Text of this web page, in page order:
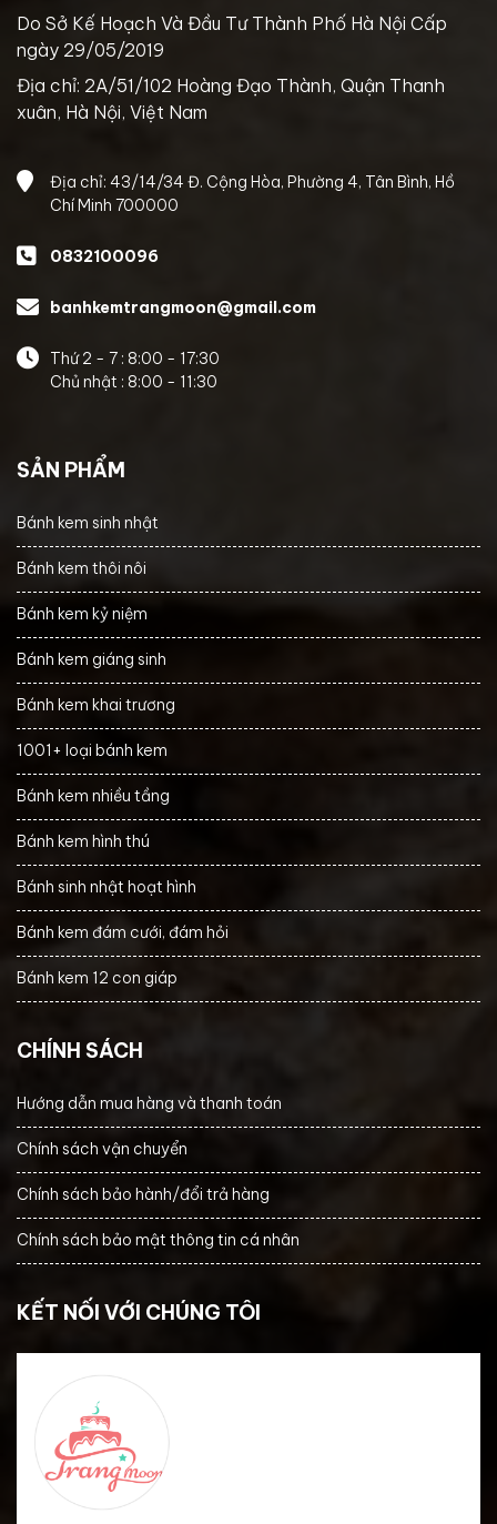
Do Sở Kế Hoạch Và Đầu Tư Thành Phố Hà Nội Cấp
ngày 29/05/2019
Địa chỉ: 2A/51/102 Hoàng Đạo Thành, Quận Thanh
xuân, Hà Nội, Việt Nam
Địa chỉ: 43/14/34 Đ. Cộng Hòa, Phường 4, Tân Bình, Hồ
Chí Minh 700000
0832100096
banhkemtrangmoon@gmail.com
Thứ 2 - 7 : 8:00 - 17:30
Chủ nhật : 8:00 - 11:30
SẢN PHẨM
Bánh kem sinh nhật
Bánh kem thôi nôi
Bánh kem kỷ niệm
Bánh kem giáng sinh
Bánh kem khai trương
1001+ loại bánh kem
Bánh kem nhiều tầng
Bánh kem hình thú
Bánh sinh nhật hoạt hình
Bánh kem đám cưới, đám hỏi
Bánh kem 12 con giáp
CHÍNH SÁCH
Hướng dẫn mua hàng và thanh toán
Chính sách vận chuyển
Chính sách bảo hành/đổi trả hàng
Chính sách bảo mật thông tin cá nhân
KẾT NỐI VỚI CHÚNG TÔI